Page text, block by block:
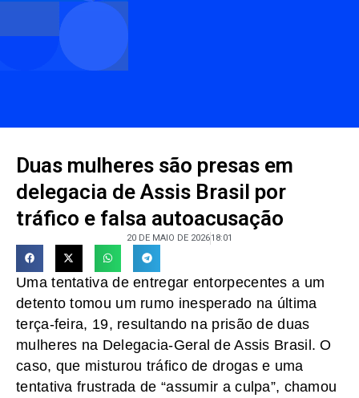
Duas mulheres são presas em
delegacia de Assis Brasil por
tráfico e falsa autoacusação
20 DE MAIO DE 202618:01
Uma tentativa de entregar entorpecentes a um
detento tomou um rumo inesperado na última
terça-feira, 19, resultando na prisão de duas
mulheres na Delegacia-Geral de Assis Brasil. O
caso, que misturou tráfico de drogas e uma
tentativa frustrada de “assumir a culpa”, chamou